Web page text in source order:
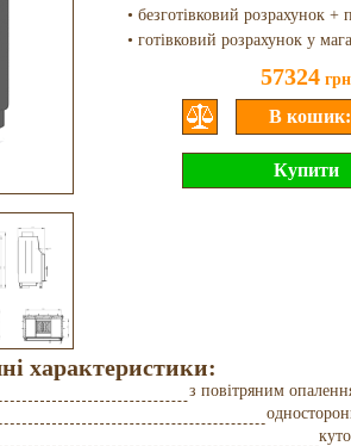
• безготівковий розрахунок +
• готівковий розрахунок у
57324 грн
характеристики:
з повітряним